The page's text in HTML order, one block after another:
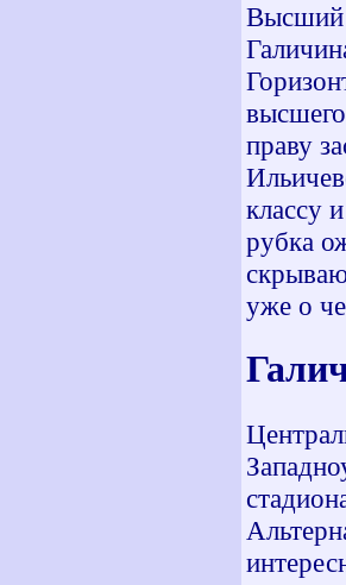
Высший
праву
классу
рубка
уже о